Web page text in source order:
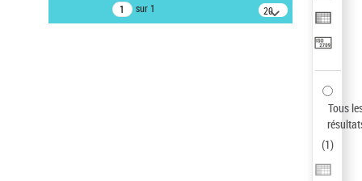
Type de notice d'autorité
sur 1
20
résultats/page
Tous
(1)